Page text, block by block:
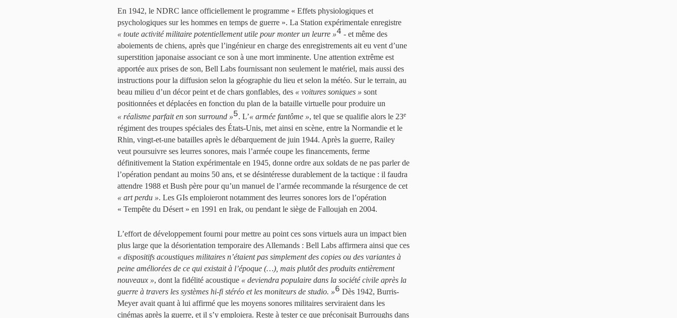
En 1942, le NDRC lance officiellement le programme « Effets physiologiques et
psychologiques sur les hommes en temps de guerre ». La Station expérimentale enregistre
« toute activité militaire potentiellement utile pour monter un leurre »4 - et même des
aboiements de chiens, après que l’ingénieur en charge des enregistrements ait eu vent d’une
superstition japonaise associant ce son à une mort imminente. Une attention extrême est
apportée aux prises de son, Bell Labs fournissant non seulement le matériel, mais aussi des
instructions pour la diffusion selon la géographie du lieu et selon la météo. Sur le terrain, au
beau milieu d’un décor peint et de chars gonflables, des « voitures soniques » sont
positionnées et déplacées en fonction du plan de la bataille virtuelle pour produire un
« réalisme parfait en son surround »5. L’« armée fantôme », tel que se qualifie alors le 23e
régiment des troupes spéciales des États-Unis, met ainsi en scène, entre la Normandie et le
Rhin, vingt-et-une batailles après le débarquement de juin 1944. Après la guerre, Railey
veut poursuivre ses leurres sonores, mais l’armée coupe les financements, ferme
définitivement la Station expérimentale en 1945, donne ordre aux soldats de ne pas parler de
l’opération pendant au moins 50 ans, et se désintéresse durablement de la tactique : il faudra
attendre 1988 et Bush père pour qu’un manuel de l’armée recommande la résurgence de cet
« art perdu ». Les GIs emploieront notamment des leurres sonores lors de l’opération
« Tempête du Désert » en 1991 en Irak, ou pendant le siège de Falloujah en 2004.
L’effort de développement fourni pour mettre au point ces sons virtuels aura un impact bien
plus large que la désorientation temporaire des Allemands : Bell Labs affirmera ainsi que ces
« dispositifs acoustiques militaires n’étaient pas simplement des copies ou des variantes à
peine améliorées de ce qui existait à l’époque (…), mais plutôt des produits entièrement
nouveaux », dont la fidélité acoustique « deviendra populaire dans la société civile après la
guerre à travers les systèmes hi-fi stéréo et les moniteurs de studio. »6 Dès 1942, Burris-
Meyer avait quant à lui affirmé que les moyens sonores militaires serviraient dans les
cinémas après la guerre, et il s’y emploiera. Reste à tester ce que préconisait Burroughs dans